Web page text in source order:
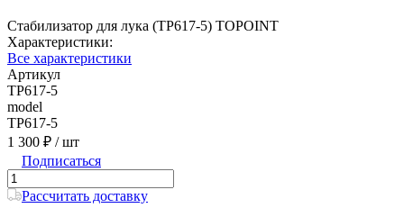
Стабилизатор для лука (TP617-5) TOPOINT
Характеристики:
Все характеристики
Артикул
TP617-5
model
TP617-5
1 300 ₽ / шт
Подписаться
Рассчитать доставку